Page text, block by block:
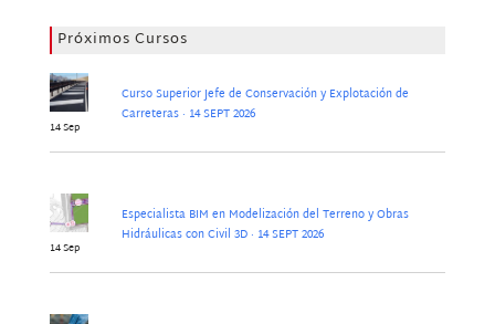
Próximos Cursos
14 Sep
Curso Superior Jefe de Conservación y Explotación de
Carreteras · 14 SEPT 2026
14 Sep
Especialista BIM en Modelización del Terreno y Obras
Hidráulicas con Civil 3D · 14 SEPT 2026